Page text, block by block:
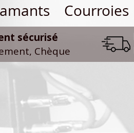
Courroies
sécurisé
Chèque